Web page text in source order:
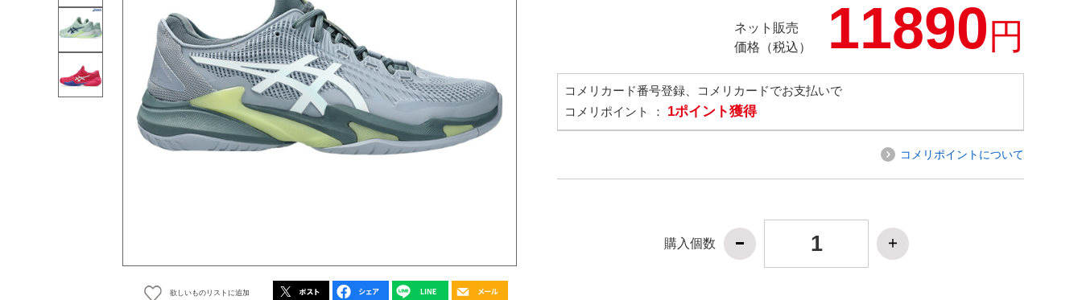
欲しいものリストに追加
ネット販売
価格（税込）
11890円
コメリカード番号登録、コメリカードでお支払いで
コメリポイント ： 1ポイント獲得
コメリポイントについて
購入個数